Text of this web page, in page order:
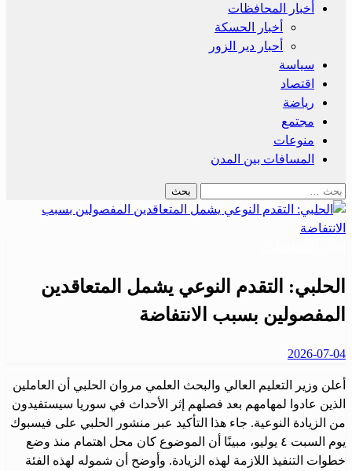
أخبار المحافظات
أخبار الحسكة
أحبار دير الزور
سياسة
اقتصاد
رياضة
مجتمع
منوعات
المسافات بين المدن
الحلبي: التقدم النوعي يشمل المتعاقدين
المفصولين بسبب الانتفاضة
2026-07-04
أعلن وزير التعليم العالي والبحث العلمي مروان الحلبي أن العاملين
الذين عادوا لمهامهم بعد فصلهم إثر الأحداث في سوريا سيستفيدون
من الزيادة النوعية. جاء هذا التأكيد عبر منشور الحلبي على فيسبوك
يوم السبت ٤ يوليو، مبينًا أن الموضوع كان محل اهتمام منذ وضع
خطوات التنفيذ اللازمة لهذه الزيادة. وأوضح أن شموله لهذه الفئة